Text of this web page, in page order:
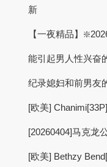
新
【一夜精品】
能引起男人性兴奋
纪录媳妇和前男友
[欧美] Chanimi[33P]
[20260404]马克龙
[欧美] Bethzy